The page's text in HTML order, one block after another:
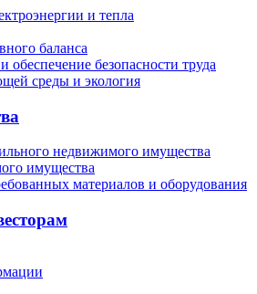
и тепла
баланса
обеспечение безопасности труда
среды и экология
недвижимого имущества
имущества
материалов и оборудования